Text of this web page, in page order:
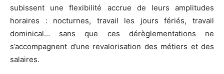
subissent une flexibilité accrue de leurs amplitudes
horaires : nocturnes, travail les jours fériés, travail
dominical… sans que ces dérèglementations ne
s’accompagnent d’une revalorisation des métiers et des
salaires.